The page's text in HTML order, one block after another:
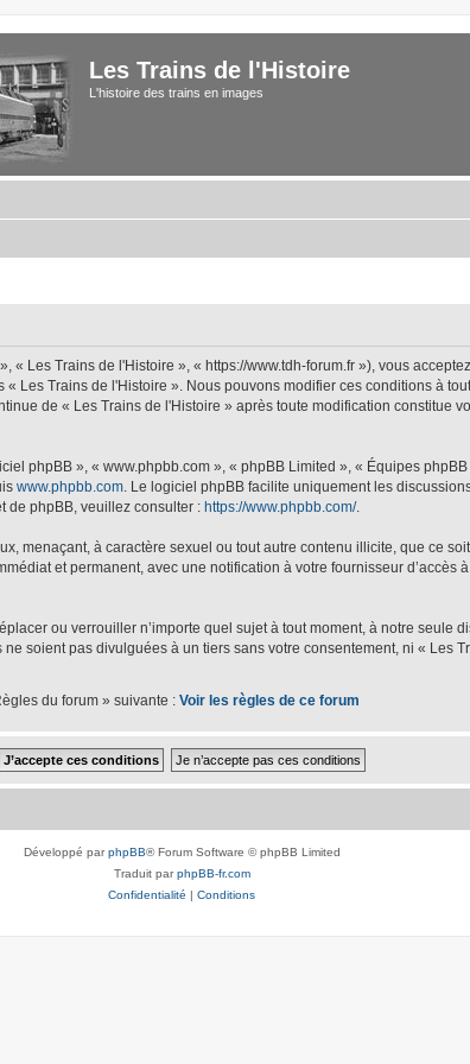
Les Trains de l'Histoire
L'histoire des trains en images
Les Trains de l'Histoire », « https://www.tdh-forum.fr »), vous
Les Trains de l'Histoire ». Nous pouvons modifier ces conditions à
de « Les Trains de l'Histoire » après toute modification constitue
phpBB », « www.phpbb.com », « phpBB Limited », « Équipes
www.phpbb.com . Le logiciel phpBB facilite uniquement les
de phpBB, veuillez consulter : https://www.phpbb.com/.
menaçant, à caractère sexuel ou tout autre contenu illicite, que ce
et permanent, avec une notification à votre fournisseur d’accès
ou verrouiller n’importe quel sujet à tout moment, à notre seule
soient pas divulguées à un tiers sans votre consentement, ni « Les
du forum » suivante : Voir les règles de ce forum
Développé parphpBB® Forum Software © phpBB Limited
Traduit parphpBB-fr.com
Confidentialité | Conditions